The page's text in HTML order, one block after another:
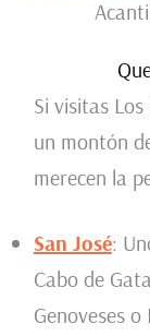
Si visitas
un montón
merecen la
San José:
Cabo de
Genoveses